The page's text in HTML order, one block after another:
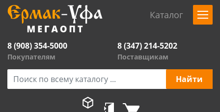
Каталог
8 (908) 354-5000
Покупателям
8 (347) 214-5202
Поставщикам